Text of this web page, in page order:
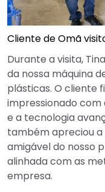
Cliente de Omã
Durante a visita,
da nossa máquina
plásticas. O cliente
impressionado com
e a tecnologia
também apreciou
amigável do nosso
alinhada com as
empresa.